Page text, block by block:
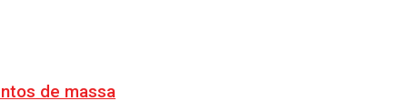
de massa